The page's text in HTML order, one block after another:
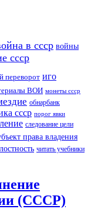
в ссср войны
ссср
переворот иго
ВОИ монеты ссср
обнарбанк
ссср порог явки
следование цели
права владения
читать учебники
(СССР)